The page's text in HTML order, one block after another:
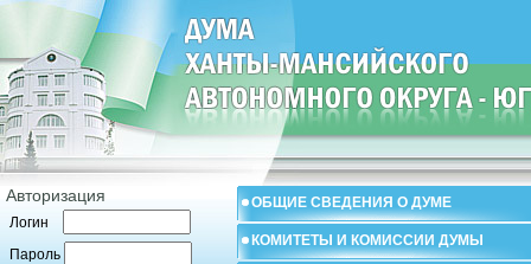
Авторизация
Логин
Пароль
ОБЩИЕ СВЕДЕНИЯ О ДУМЕ
КОМИТЕТЫ И КОМИССИИ ДУМЫ